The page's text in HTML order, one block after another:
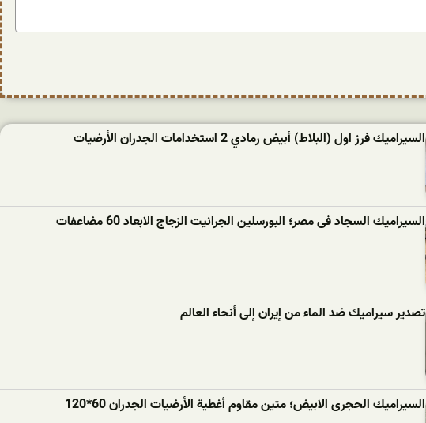
السیرامیك فرز اول (البلاط) أبيض رمادي 2 استخدامات الجدران الأرضيات
السيراميك السجاد فى مصر؛ البورسلين الجرانيت الزجاج الابعاد 60 مضاعفات
تصدير سيراميك ضد الماء من إيران إلى أنحاء العالم
السيراميك الحجرى الابيض؛ متين مقاوم أغطية الأرضيات الجدران 60*120